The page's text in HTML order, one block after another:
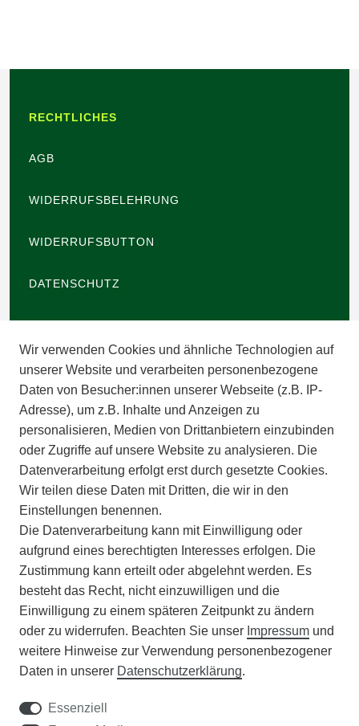
RECHTLICHES
AGB
WIDERRUFSBELEHRUNG
WIDERRUFSBUTTON
DATENSCHUTZ
IMPRESSUM
INFORMATIONEN
ZAHLUNGSARTEN
VERSAND
BATTERIEENTSORGUNG
VERANSTALTUNGEN
APOTHEKERSCHRANK
WISSENSWERTES
Wir verwenden Cookies und ähnliche Technologien auf
unserer Website und verarbeiten personenbezogene
Daten von Besucher:innen unserer Webseite (z.B. IP-
Adresse), um z.B. Inhalte und Anzeigen zu
personalisieren, Medien von Drittanbietern einzubinden
oder Zugriffe auf unsere Website zu analysieren. Die
Datenverarbeitung erfolgt erst durch gesetzte Cookies.
Wir teilen diese Daten mit Dritten, die wir in den
Einstellungen benennen.
Die Datenverarbeitung kann mit Einwilligung oder
aufgrund eines berechtigten Interesses erfolgen. Die
Zustimmung kann erteilt oder abgelehnt werden. Es
besteht das Recht, nicht einzuwilligen und die
Einwilligung zu einem späteren Zeitpunkt zu ändern
oder zu widerrufen. Beachten Sie unser Impressum und
weitere Hinweise zur Verwendung personenbezogener
Daten in unserer Daten­schutz­erklärung.
Essenziell